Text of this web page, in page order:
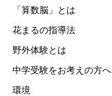
「算数脳」とは
花まるの指導法
野外体験とは
中学受験をお考えの方へ
環境